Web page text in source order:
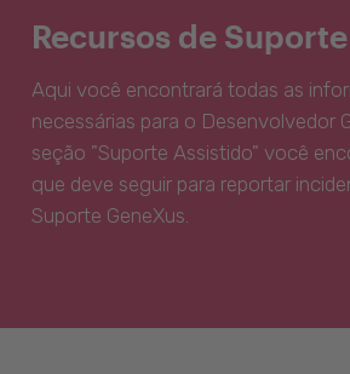
Recursos de Suporte
Aqui você encontrará todas as
necessárias para o Desenvolvedor
seção "Suporte Assistido" você
que deve seguir para reportar
Suporte GeneXus.